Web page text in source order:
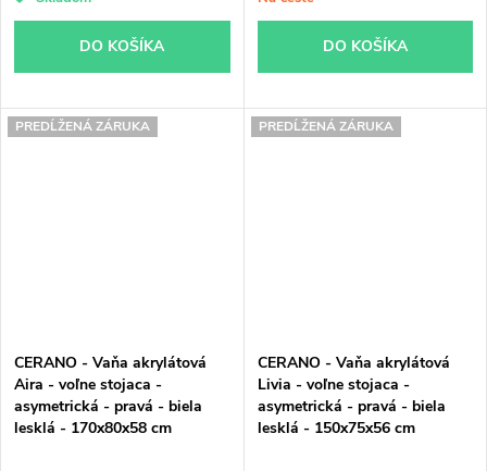
DO KOŠÍKA DO KOŠÍKA
PREDĹŽENÁ ZÁRUKA
CERANO - Vaňa akrylátová
Aira - voľne stojaca -
asymetrická - pravá - biela
lesklá - 170x80x58 cm
PREDĹŽENÁ ZÁRUKA
CERANO - Vaňa akrylátová
Livia - voľne stojaca -
asymetrická - pravá - biela
lesklá - 150x75x56 cm